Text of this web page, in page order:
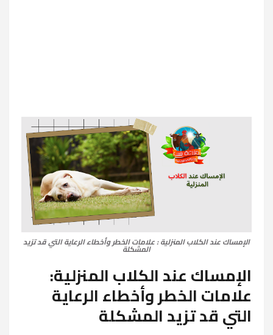
الإمساك عند الكلاب المنزلية : علامات الخطر وأخطاء الرعاية التي قد تزيد
المشكلة
الإمساك عند الكلاب المنزلية:
علامات الخطر وأخطاء الرعاية
التي قد تزيد المشكلة